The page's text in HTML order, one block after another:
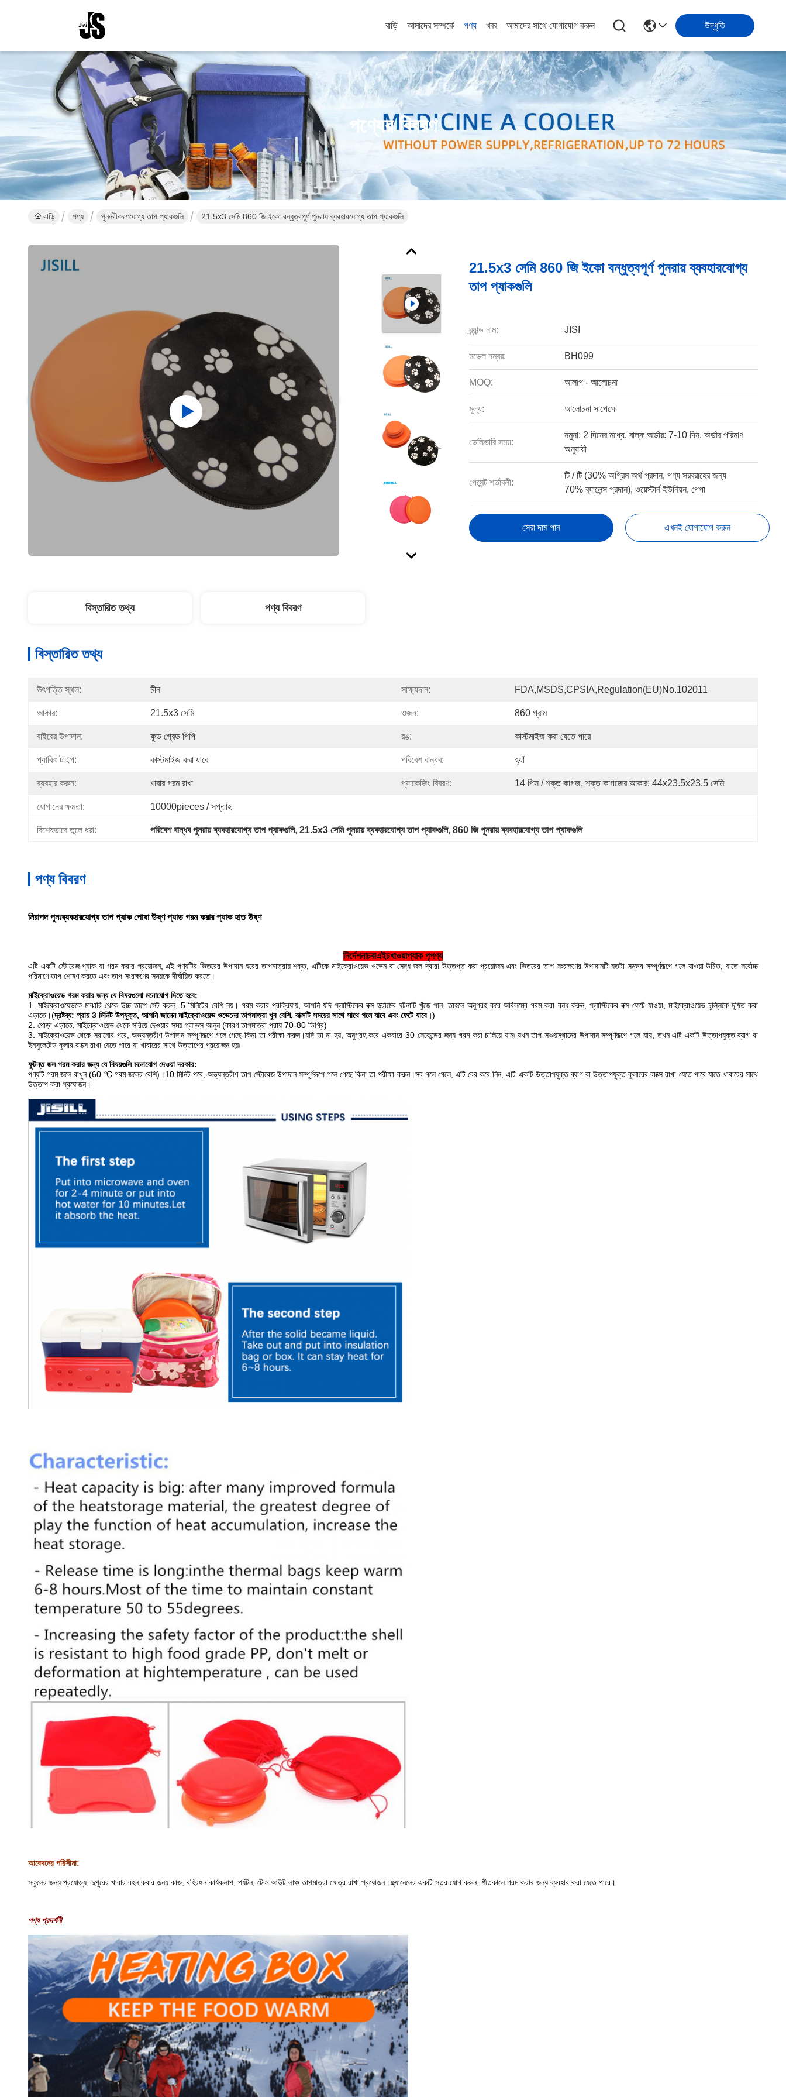
বাড়ি আমাদের সম্পর্কে পণ্য খবর আমাদের সাথে যোগাযোগ করুন উদ্ধৃতি
পণ্যের বিবরণ
বাড়ি পণ্য পুনর্নবীকরণযোগ্য তাপ প্যাকগুলি 21.5x3 সেমি 860 জি ইকো বন্ধুত্বপূর্ণ পুনরায় ব্যবহারযোগ্য তাপ প্যাকগুলি
21.5x3 সেমি 860 জি ইকো বন্ধুত্বপূর্ণ পুনরায় ব্যবহারযোগ্য
তাপ প্যাকগুলি
ব্র্যান্ড নাম: JISI
মডেল নম্বর: BH099
MOQ: আলাপ - আলোচনা
মূল্য: আলোচনা সাপেক্ষে
ডেলিভারি সময়:
নমুনা: 2 দিনের মধ্যে, বাল্ক অর্ডার: 7-10 দিন, অর্ডার পরিমাণ
অনুযায়ী
পেমেন্ট শর্তাবলী:
টি / টি (30% অগ্রিম অর্থ প্রদান, পণ্য সরবরাহের জন্য
70% ব্যালেন্স প্রদান), ওয়েস্টার্ন ইউনিয়ন, পেপা
সেরা দাম পান এখনই যোগাযোগ করুন
বিস্তারিত তথ্য পণ্য বিবরণ
বিস্তারিত তথ্য
উৎপত্তি স্থল: চীন সাক্ষ্যদান: FDA,MSDS,CPSIA,Regulation(EU)no.102011
আকার: 21.5x3 সেমি ওজন: 860 গ্রাম
বাইরের উপাদান: ফুড গ্রেড পিপি রঙ: কাস্টমাইজ করা যেতে পারে
প্যাকিং টাইপ: কাস্টমাইজ করা যাবে পরিবেশ বান্ধব: হ্যাঁ
ব্যবহার করুন: খাবার গরম রাখা প্যাকেজিং বিবরণ: 14 পিস / শক্ত কাগজ, শক্ত কাগজের আকার: 44x23.5x23.5 সেমি
যোগানের ক্ষমতা: 10000pieces / সপ্তাহ
বিশেষভাবে তুলে ধরা: পরিবেশ বান্ধব পুনরায় ব্যবহারযোগ্য তাপ প্যাকগুলি, 21.5x3 সেমি পুনরায় ব্যবহারযোগ্য তাপ প্যাকগুলি, 860 জি পুনরায় ব্যবহারযোগ্য তাপ প্যাকগুলি
পণ্য বিবরণ
নিরাপদ পুনঃব্যবহারযোগ্য তাপ প্যাক পোষা উষ্ণ প্যাড গরম করার প্যাক হাত উষ্ণ
নির্দেশনাচবাএইচখাওয়াপ্যাক পৃপণ্য
এটি একটি স্টোরেজ প্যাক যা গরম করার প্রয়োজন, এই পণ্যটির ভিতরের উপাদান ঘরের তাপমাত্রায় শক্ত, এটিকে মাইক্রোওয়েভ ওভেন বা সেদ্ধ জল দ্বারা উত্তপ্ত করা প্রয়োজন এবং ভিতরের তাপ সংরক্ষণের উপাদানটি যতটা সম্ভব সম্পূর্ণরূপে গলে যাওয়া উচিত, যাতে সর্বোচ্চ
পরিমাণে তাপ শোষণ করতে এবং তাপ সংরক্ষণের সময়কে দীর্ঘায়িত করতে।
মাইক্রোওয়েভ গরম করার জন্য যে বিষয়গুলো মনোযোগ দিতে হবে:
1. মাইক্রোওয়েভকে মাঝারি থেকে উচ্চ তাপে সেট করুন, 5 মিনিটের বেশি নয়। গরম করার প্রক্রিয়ায়, আপনি যদি প্লাস্টিকের বক্স ড্রামের ঘটনাটি খুঁজে পান, তাহলে অনুগ্রহ করে অবিলম্বে গরম করা বন্ধ করুন, প্লাস্টিকের বক্স ফেটে যাওয়া, মাইক্রোওয়েভ চুল্লিকে দূষিত করা
এড়াতে।(দ্রষ্টব্য: প্রায় 3 মিনিট উপযুক্ত, আপনি জানেন মাইক্রোওয়েভ ওভেনের তাপমাত্রা খুব বেশি, বাক্সটি সময়ের সাথে সাথে গলে যাবে এবং ফেটে যাবে।)
2. পোড়া এড়াতে, মাইক্রোওয়েভ থেকে সরিয়ে দেওয়ার সময় গ্লাভস আনুন (কারণ তাপমাত্রা প্রায় 70-80 ডিগ্রি)
3. মাইক্রোওয়েভ থেকে সরানোর পরে, অভ্যন্তরীণ উপাদান সম্পূর্ণরূপে গলে গেছে কিনা তা পরীক্ষা করুন।যদি তা না হয়, অনুগ্রহ করে একবারে 30 সেকেন্ডের জন্য গরম করা চালিয়ে যান৷ যখন তাপ সঞ্চয়স্থানের উপাদান সম্পূর্ণরূপে গলে যায়, তখন এটি একটি উত্তাপযুক্ত ব্যাগ বা
ইনসুলেটেড কুলার বাক্সে রাখা যেতে পারে যা খাবারের সাথে উত্তাপের প্রয়োজন হয়৷
ফুটন্ত জল গরম করার জন্য যে বিষয়গুলি মনোযোগ দেওয়া দরকার:
পণ্যটি গরম জলে রাখুন (60 ℃ গরম জলের বেশি)।10 মিনিট পরে, অভ্যন্তরীণ তাপ স্টোরেজ উপাদান সম্পূর্ণরূপে গলে গেছে কিনা তা পরীক্ষা করুন।সব গলে গেলে, এটি বের করে নিন, এটি একটি উত্তাপযুক্ত ব্যাগ বা উত্তাপযুক্ত কুলারের বাক্সে রাখা যেতে পারে যাতে খাবারের সাথে
উত্তাপ করা প্রয়োজন।
আবেদনের পরিসীমা:
স্কুলের জন্য প্রযোজ্য, দুপুরের খাবার বহন করার জন্য কাজ, বহিরঙ্গন কার্যকলাপ, পর্যটন, টেক-আউট লাঞ্চ তাপমাত্রা ক্ষেত্র রাখা প্রয়োজন।ফ্ল্যানেলের একটি স্তর যোগ করুন, শীতকালে গরম করার জন্য ব্যবহার করা যেতে পারে।
পণ্য প্রদর্শনী